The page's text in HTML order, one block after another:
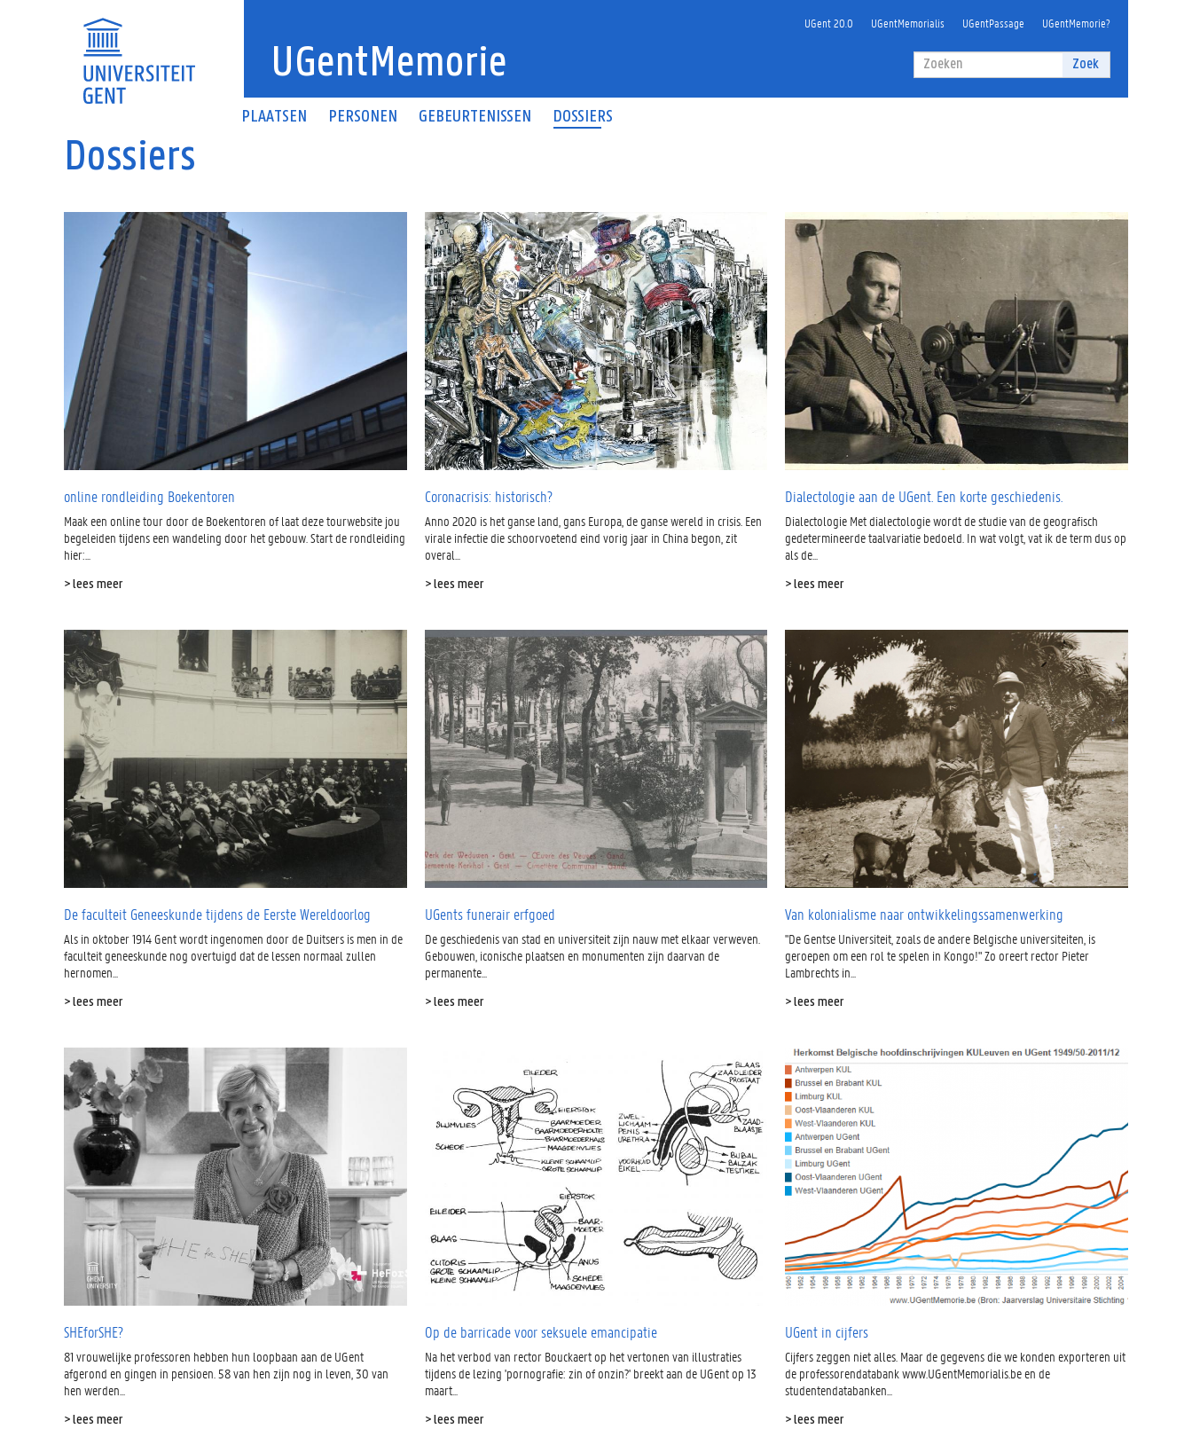
UGentMemorie Zoekveld Zoek
Zoeken
UGent 20.0 UGentMemorialis UGentPassage UGentMemorie?
PLAATSEN PERSONEN GEBEURTENISSEN DOSSIERS
Dossiers
online rondleiding Boekentoren
Maak een online tour door de Boekentoren of laat deze tourwebsite jou
begeleiden tijdens een wandeling door het gebouw. Start de rondleiding
hier:...
> lees meer
Coronacrisis: historisch?
Anno 2020 is het ganse land, gans Europa, de ganse wereld in crisis. Een
virale infectie die schoorvoetend eind vorig jaar in China begon, zit
overal...
> lees meer
Dialectologie aan de UGent. Een korte geschiedenis.
Dialectologie Met dialectologie wordt de studie van de geografisch
gedetermineerde taalvariatie bedoeld. In wat volgt, vat ik de term dus op
als de...
> lees meer
De faculteit Geneeskunde tijdens de Eerste Wereldoorlog
Als in oktober 1914 Gent wordt ingenomen door de Duitsers is men in de
faculteit geneeskunde nog overtuigd dat de lessen normaal zullen
hernomen...
> lees meer
UGents funerair erfgoed
De geschiedenis van stad en universiteit zijn nauw met elkaar verweven.
Gebouwen, iconische plaatsen en monumenten zijn daarvan de
permanente...
> lees meer
Van kolonialisme naar ontwikkelingssamenwerking
"De Gentse Universiteit, zoals de andere Belgische universiteiten, is
geroepen om een rol te spelen in Kongo!" Zo oreert rector Pieter
Lambrechts in...
> lees meer
SHEforSHE?
81 vrouwelijke professoren hebben hun loopbaan aan de UGent
afgerond en gingen in pensioen. 58 van hen zijn nog in leven, 30 van
hen werden...
> lees meer
Op de barricade voor seksuele emancipatie
Na het verbod van rector Bouckaert op het vertonen van illustraties
tijdens de lezing 'pornografie: zin of onzin?' breekt aan de UGent op 13
maart...
> lees meer
UGent in cijfers
Cijfers zeggen niet alles. Maar de gegevens die we konden exporteren uit
de professorendatabank www.UGentMemorialis.be en de
studentendatabanken...
> lees meer